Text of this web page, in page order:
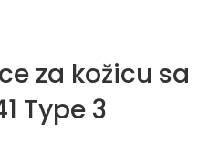
za kožicu sa
Type 3